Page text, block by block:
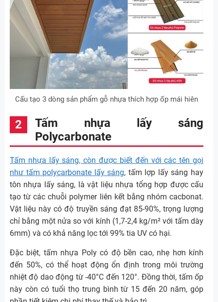
Cấu tạo 3 dòng sản phẩm gỗ nhựa thích hợp ốp mái hiên
Tấm nhựa lấy sáng
Polycarbonate
Tấm nhựa lấy sáng, còn được biết đến với các tên gọi
như tấm polycarbonate lấy sáng, tấm lợp lấy sáng hay
tôn nhựa lấy sáng, là vật liệu nhựa tổng hợp được cấu
tạo từ các chuỗi polymer liên kết bằng nhóm cacbonat.
Vật liệu này có độ truyền sáng đạt 85-90%, trọng lượng
chỉ bằng một nửa so với kính (1,7-2,4 kg/m² với tấm dày
6mm) và có khả năng lọc tới 99% tia UV có hại.
Đặc biệt, tấm nhựa Poly có độ bền cao, nhẹ hơn kính
đến 50%, có thể hoạt động ổn định trong môi trường
nhiệt độ dao động từ -40°C đến 120°. Đồng thời, tấm ốp
này còn có tuổi thọ trung bình từ 15 đến 20 năm, góp